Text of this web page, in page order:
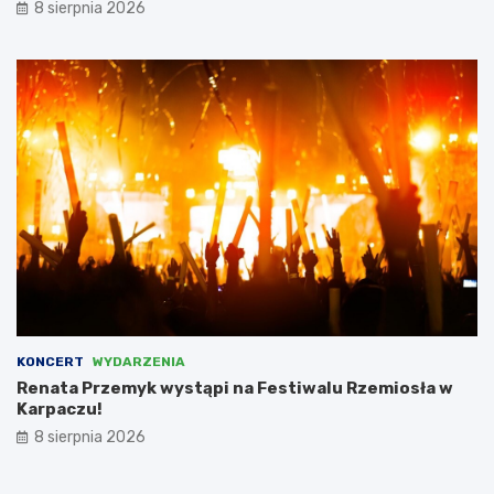
a
m
i
,
l
i
c
z
ą
c
n
o
t
a
c
j
ę
8 sierpnia 2026
KONCERT WYDARZENIA
Renata Przemyk wystąpi na Festiwalu Rzemiosła w
Karpaczu!
8 sierpnia 2026